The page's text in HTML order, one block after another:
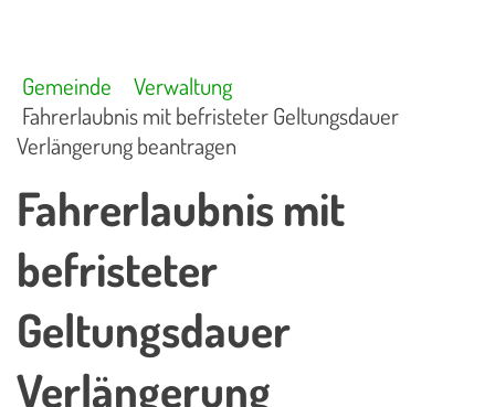
Gemeinde
Verwaltung
Fahrerlaubnis mit befristeter Geltungsdauer
Verlängerung beantragen
Fahrerlaubnis mit
befristeter
Geltungsdauer
Verlängerung